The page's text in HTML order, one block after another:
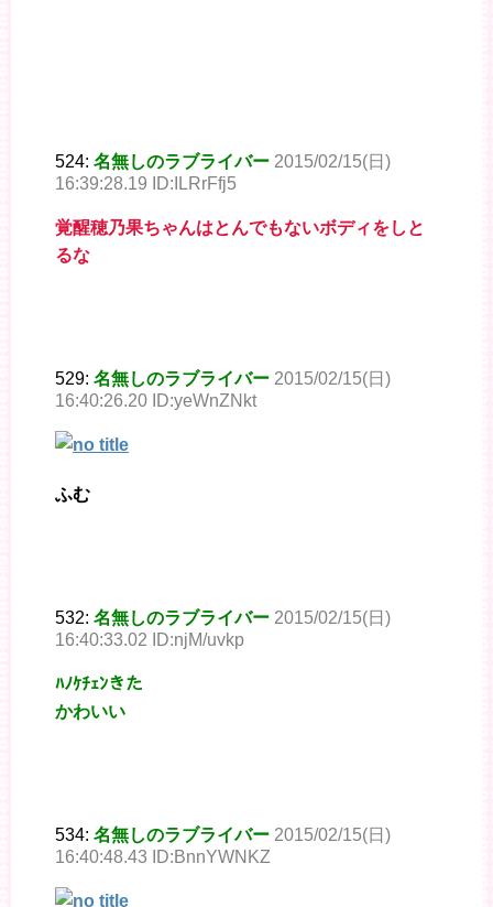
524: 名無しのラブライバー 2015/02/15(日)
16:39:28.19 ID:ILRrFfj5
覚醒穂乃果ちゃんはとんでもないボディをしと
るな
529: 名無しのラブライバー 2015/02/15(日)
16:40:26.20 ID:yeWnZNkt
ふむ
532: 名無しのラブライバー 2015/02/15(日)
16:40:33.02 ID:njM/uvkp
ﾊﾉｹﾁｪﾝきた
かわいい
534: 名無しのラブライバー 2015/02/15(日)
16:40:48.43 ID:BnnYWNKZ